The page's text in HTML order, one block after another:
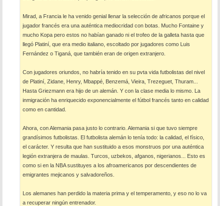
Mirad, a Francia le ha venido genial llenar la selección de africanos porque el
jugador francés era una auténtica mediocridad con botas. Mucho Fontaine y
mucho Kopa pero estos no habían ganado ni el trofeo de la galleta hasta que
llegó Platiní, que era medio italiano, escoltado por jugadores como Luis
Fernández o Tiganá, que también eran de origen extranjero.
Con jugadores oriundos, no habría tenido en su pvta vida futbolistas del nivel
de Platiní, Zidane, Henry, Mbappé, Benzemá, Vieira, Trezeguet, Thuram...
Hasta Griezmann era hijo de un alemán. Y con la clase media lo mismo. La
inmigración ha enriquecido exponencialmente el fútbol francés tanto en calidad
como en cantidad.
Ahora, con Alemania pasa justo lo contrario. Alemania si que tuvo siempre
grandísimos futbolistas. El futbolista alemán lo tenía todo: la calidad, el físico,
el carácter. Y resulta que han sustituido a esos monstruos por una auténtica
legión extranjera de maulas. Turcos, uzbekos, afganos, nigerianos... Esto es
como si en la NBA sustituyes a los afroamericanos por descendientes de
emigrantes mejicanos y salvadoreños.
Los alemanes han perdido la materia prima y el temperamento, y eso no lo va
a recuperar ningún entrenador.